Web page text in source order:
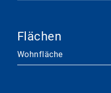
Flächen
Wohnfläche